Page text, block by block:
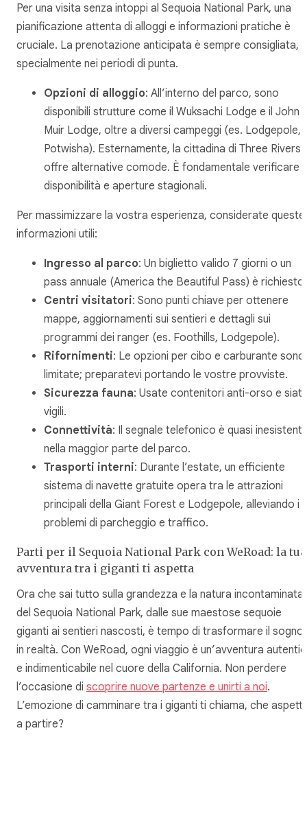
Per una visita senza intoppi al Sequoia National Park, una
pianificazione attenta di alloggi e informazioni pratiche è
cruciale. La prenotazione anticipata è sempre consigliata,
specialmente nei periodi di punta.
Opzioni di alloggio: All’interno del parco, sono
disponibili strutture come il Wuksachi Lodge e il John
Muir Lodge, oltre a diversi campeggi (es. Lodgepole,
Potwisha). Esternamente, la cittadina di Three Rivers
offre alternative comode. È fondamentale verificare
disponibilità e aperture stagionali.
Per massimizzare la vostra esperienza, considerate queste
informazioni utili:
Ingresso al parco: Un biglietto valido 7 giorni o un
pass annuale (America the Beautiful Pass) è richiesto.
Centri visitatori: Sono punti chiave per ottenere
mappe, aggiornamenti sui sentieri e dettagli sui
programmi dei ranger (es. Foothills, Lodgepole).
Rifornimenti: Le opzioni per cibo e carburante sono
limitate; preparatevi portando le vostre provviste.
Sicurezza fauna: Usate contenitori anti-orso e
vigili.
Connettività: Il segnale telefonico è quasi
nella maggior parte del parco.
Trasporti interni: Durante l’estate, un efficiente
sistema di navette gratuite opera tra le attrazioni
principali della Giant Forest e Lodgepole, alleviando i
problemi di parcheggio e traffico.
Parti per il Sequoia National Park con WeRoad: la tua
avventura tra i giganti ti aspetta
Ora che sai tutto sulla grandezza e la natura incontaminata
del Sequoia National Park, dalle sue maestose sequoie
giganti ai sentieri nascosti, è tempo di trasformare il sogno
in realtà. Con WeRoad, ogni viaggio è un’avventura
e indimenticabile nel cuore della California. Non perdere
l’occasione di scoprire nuove partenze e unirti a noi.
L’emozione di camminare tra i giganti ti chiama, che aspetti
a partire?